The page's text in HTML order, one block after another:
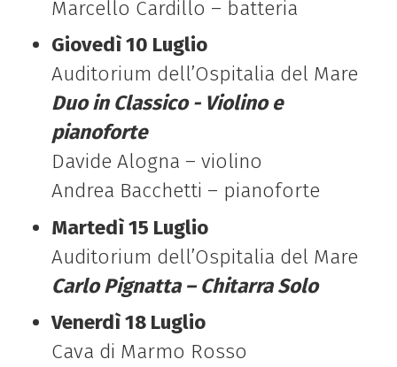
Marcello Cardillo – batteria
Giovedì 10 Luglio
Auditorium dell’Ospitalia del Mare
Duo in Classico - Violino e
pianoforte
Davide Alogna – violino
Andrea Bacchetti – pianoforte
Martedì 15 Luglio
Auditorium dell’Ospitalia del Mare
Carlo Pignatta – Chitarra Solo
Venerdì 18 Luglio
Cava di Marmo Rosso